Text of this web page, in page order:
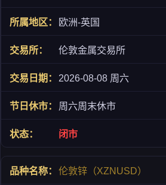
欧洲-英国
伦敦金属交易所
2026-08-08 周六
周六周末休市
闭市
伦敦锌（XZNUSD）